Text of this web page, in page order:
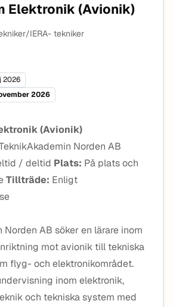
Elektronik (Avionik)
IERA- tekniker
2026
2026
(Avionik)
Norden AB
/ deltid Plats: På plats och
Tillträde: Enligt
Norden AB söker en lärare inom
mot avionik till tekniska
flyg- och elektronikområdet.
inom elektronik,
och tekniska system med